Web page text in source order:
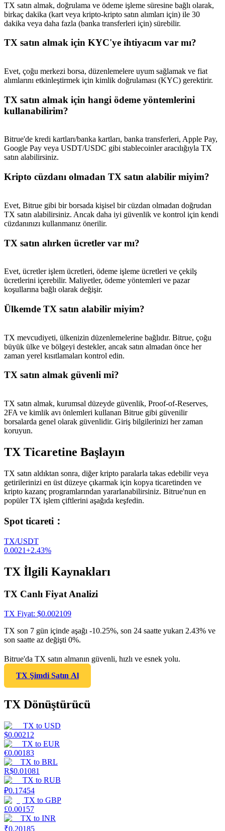
TX satın almak, doğrulama ve ödeme işleme süresine bağlı olarak,
birkaç dakika (kart veya kripto-kripto satın alımları için) ile 30
dakika veya daha fazla (banka transferleri için) sürebilir.
TX satın almak için KYC'ye ihtiyacım var mı?
Evet, çoğu merkezi borsa, düzenlemelere uyum sağlamak ve fiat
alımlarını etkinleştirmek için kimlik doğrulaması (KYC) gerektirir.
TX satın almak için hangi ödeme yöntemlerini
kullanabilirim?
Bitrue'de kredi kartları/banka kartları, banka transferleri, Apple Pay,
Google Pay veya USDT/USDC gibi stablecoinler aracılığıyla TX
satın alabilirsiniz.
Kripto cüzdanı olmadan TX satın alabilir miyim?
Evet, Bitrue gibi bir borsada kişisel bir cüzdan olmadan doğrudan
TX satın alabilirsiniz. Ancak daha iyi güvenlik ve kontrol için kendi
cüzdanınızı kullanmanız önerilir.
TX satın alırken ücretler var mı?
Evet, ücretler işlem ücretleri, ödeme işleme ücretleri ve çekilş
ücretlerini içerebilir. Maliyetler, ödeme yöntemleri ve pazar
koşullarına bağlı olarak değişir.
Ülkemde TX satın alabilir miyim?
TX mevcudiyeti, ülkenizin düzenlemelerine bağlıdır. Bitrue, çoğu
büyük ülke ve bölgeyi destekler, ancak satın almadan önce her
zaman yerel kısıtlamaları kontrol edin.
TX satın almak güvenli mi?
TX satın almak, kurumsal düzeyde güvenlik, Proof-of-Reserves,
2FA ve kimlik avı önlemleri kullanan Bitrue gibi güvenilir
borsalarda genel olarak güvenlidir. Giriş bilgilerinizi her zaman
koruyun.
TX Ticaretine Başlayın
TX satın aldıktan sonra, diğer kripto paralarla takas edebilir veya
getirilerinizi en üst düzeye çıkarmak için kopya ticaretinden ve
kripto kazanç programlarından yararlanabilirsiniz. Bitrue'nun en
popüler TX işlem çiftlerini aşağıda keşfedin.
Spot ticareti ：
TX/USDT
0.0021+2.43%
TX İlgili Kaynakları
TX Canlı Fiyat Analizi
TX Fiyat: $0.002109
TX son 7 gün içinde aşağı -10.25%, son 24 saatte yukarı 2.43% ve
son saatte az değişti 0%.
Bitrue'da TX satın almanın güvenli, hızlı ve esnek yolu.
TX Şimdi Satın Al
TX Dönüştürücü
TX to USD
$0.00212
TX to EUR
€0.00183
TX to BRL
R$0.01081
TX to RUB
₽0.17454
TX to GBP
£0.00157
TX to INR
₹0.20185